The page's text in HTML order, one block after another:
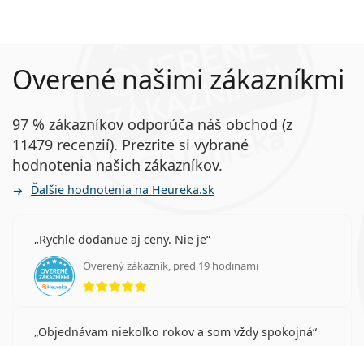
Overené našimi zákazníkmi
97 % zákazníkov odporúča náš obchod (z
11479 recenzií). Prezrite si vybrané
hodnotenia našich zákazníkov.
Ďalšie hodnotenia na Heureka.sk
Rychle dodanue aj ceny. Nie je
Overený zákazník, pred 19 hodinami
hodnotenie 5 z 5
Objednávam niekoľko rokov a som vždy spokojná